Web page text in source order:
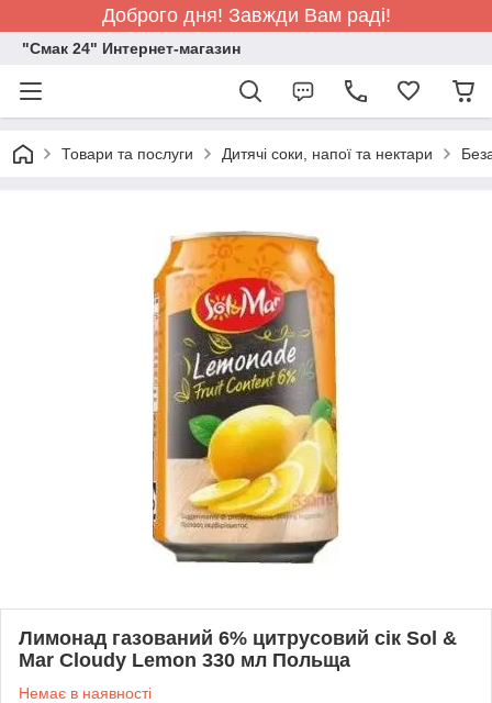
Доброго дня! Завжди Вам раді!
"Смак 24" Интернет-магазин
Товари та послуги Дитячі соки, напої та нектари
Лимонад газований 6% цитрусовий сік Sol &
Mar Cloudy Lemon 330 мл Польща
Немає в наявності